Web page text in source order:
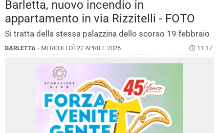
Barletta, nuovo incendio in
appartamento in via Rizzitelli - FOTO
Si tratta della stessa palazzina dello scorso 19 febbraio
BARLETTA - MERCOLEDÌ 22 APRILE 2026 11.17